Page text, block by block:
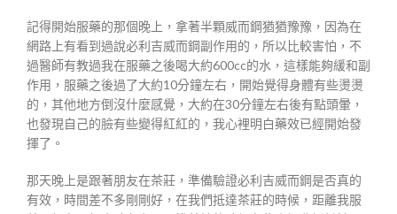
記得開始服藥的那個晚上，拿著半顆威而鋼猶猶豫豫，因為在
網路上有看到過說必利吉威而鋼副作用的，所以比較害怕，不
過醫師有教過我在服藥之後喝大約600cc的水，這樣能夠緩和副
作用，服藥之後過了大約10分鐘左右，開始覺得身體有些燙燙
的，其他地方倒沒什麼感覺，大約在30分鐘左右後有點頭暈，
也發現自己的臉有些變得紅紅的，我心裡明白藥效已經開始發
揮了。
那天晚上是跟著朋友在茶莊，準備驗證必利吉威而鋼是否真的
有效，時間差不多剛剛好，在我們抵達茶莊的時候，距離我服